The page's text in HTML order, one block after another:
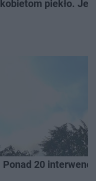
piekło.
Ponad 20